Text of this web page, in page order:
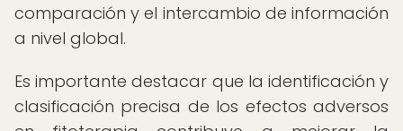
comparación y el intercambio de información
a nivel global.
Es importante destacar que la identificación y
clasificación precisa de los efectos adversos